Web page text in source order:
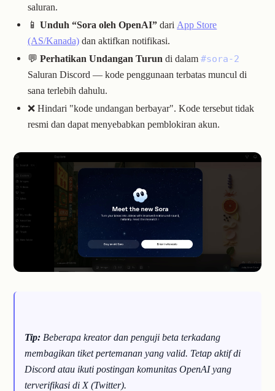
saluran.
📱Unduh “Sora oleh OpenAI” dariApp Store
(AS/Kanada) dan aktifkan notifikasi.
💬Perhatikan Undangan Turun di dalam#sora-2
Saluran Discord — kode penggunaan terbatas muncul di
sana terlebih dahulu.
❌ Hindari "kode undangan berbayar". Kode tersebut tidak
resmi dan dapat menyebabkan pemblokiran akun.
Tip: Beberapa kreator dan penguji beta terkadang
membagikan tiket pertemanan yang valid. Tetap aktif di
Discord atau ikuti postingan komunitas OpenAI yang
terverifikasi di X (Twitter).